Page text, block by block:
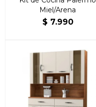
Miel/Arena
$ 7.990